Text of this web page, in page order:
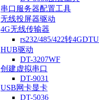
串口服务器配置工具
无线投屏器驱动
4G无线传输器
rs232/485/422转
HUB驱动
DT-3207WF
创建虚拟串口
DT-9031
USB网卡显卡
DT-5036